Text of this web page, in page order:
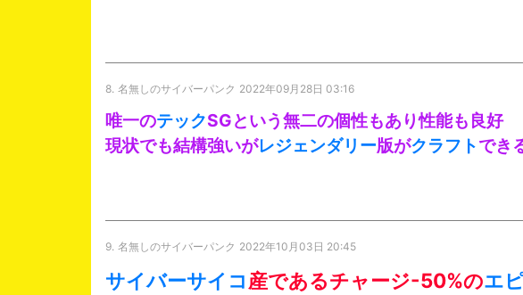
8. 名無しのサイバーパンク 2022年09月28日 03:16
唯一のテックSGという無二の個性もあり性能も良好
現状でも結構強いがレジェンダリー版がクラフトでき
9. 名無しのサイバーパンク 2022年10月03日 20:45
サイバーサイコ産であるチャージ-50%のエ